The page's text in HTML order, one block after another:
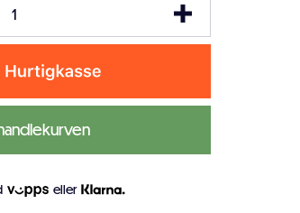
eller